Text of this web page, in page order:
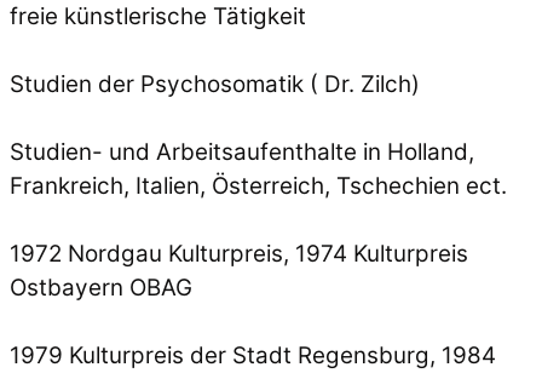
freie künstlerische Tätigkeit
Studien der Psychosomatik ( Dr. Zilch)
Studien- und Arbeitsaufenthalte in Holland,
Frankreich, Italien, Österreich, Tschechien ect.
1972 Nordgau Kulturpreis, 1974 Kulturpreis
Ostbayern OBAG
1979 Kulturpreis der Stadt Regensburg, 1984